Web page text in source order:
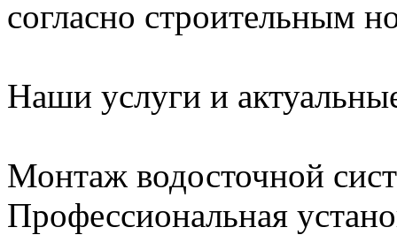
согласно строительным
Наши услуги и
Монтаж водосточной
Профессиональная